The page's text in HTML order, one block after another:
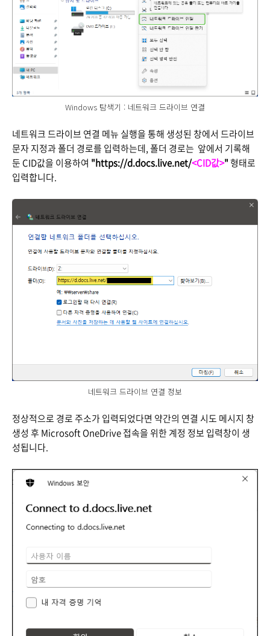
Windows 탐색기 : 네트워크 드라이브 연결
네트워크 드라이브 연결 메뉴 실행을 통해 생성된 창에서 드라이브
문자 지정과 폴더 경로를 입력하는데, 폴더 경로는 앞에서 기록해
둔 CID값을 이용하여 "https://d.docs.live.net/<CID값>"형태로
입력합니다.
네트워크 드라이브 연결 정보
정상적으로 경로 주소가 입력되었다면 약간의 연결 시도 메시지 창
생성 후 Microsoft OneDrive 접속을 위한 계정 정보 입력창이 생
성됩니다.